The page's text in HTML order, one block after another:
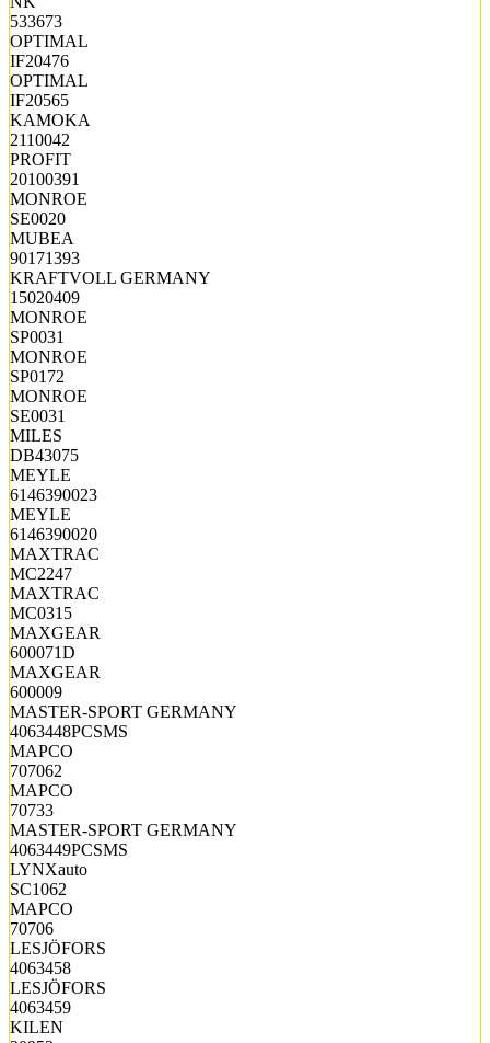
533673
OPTIMAL
IF20476
OPTIMAL
IF20565
KAMOKA
2110042
PROFIT
20100391
MONROE
SE0020
MUBEA
90171393
KRAFTVOLL GERMANY
15020409
MONROE
SP0031
MONROE
SP0172
MONROE
SE0031
MILES
DB43075
MEYLE
6146390023
MEYLE
6146390020
MAXTRAC
MC2247
MAXTRAC
MC0315
MAXGEAR
600071D
MAXGEAR
600009
MASTER-SPORT GERMANY
4063448PCSMS
MAPCO
707062
MAPCO
70733
MASTER-SPORT GERMANY
4063449PCSMS
LYNXauto
SC1062
MAPCO
70706
LESJÖFORS
4063458
LESJÖFORS
4063459
KILEN